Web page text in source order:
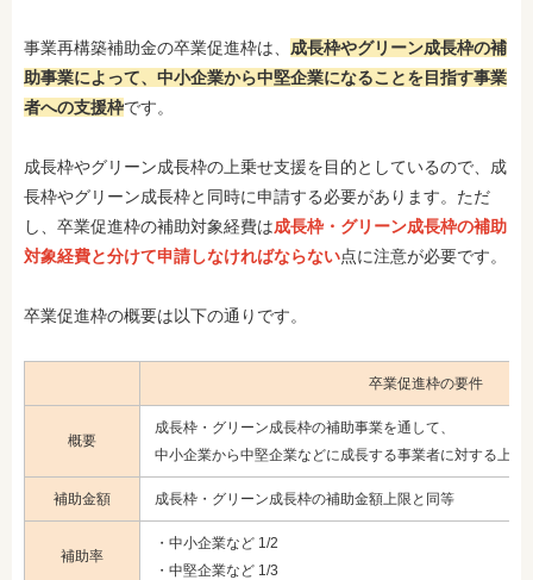
事業再構築補助金の卒業促進枠は、 成長枠やグリーン成長枠の補
助事業によって、中小企業から中堅企業になることを目指す事業
者への支援枠です。
成長枠やグリーン成長枠の上乗せ支援を目的としているので、成
長枠やグリーン成長枠と同時に申請する必要があります。ただ
し、卒業促進枠の補助対象経費は成長枠・グリーン成長枠の補助
対象経費と分けて申請しなければならない点に注意が必要です。
卒業促進枠の概要は以下の通りです。
卒業促進枠の要件
概要
成長枠・グリーン成長枠の補助事業を通して、
中小企業から中堅企業などに成長する事業者に対する上乗
補助金額 成長枠・グリーン成長枠の補助金額上限と同等
補助率
・中小企業など 1/2
・中堅企業など 1/3